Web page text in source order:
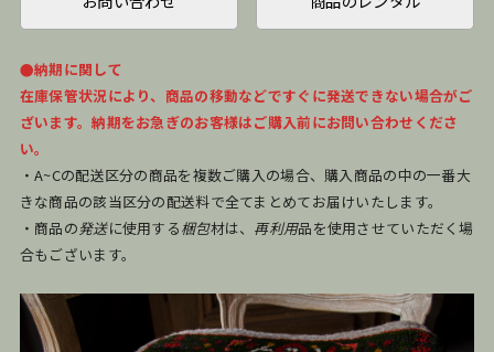
●納期に関して
在庫保管状況により、商品の移動などですぐに発送できない場合がご
ざいます。納期をお急ぎのお客様はご購入前にお問い合わせくださ
い。
・A~Cの配送区分の商品を複数ご購入の場合、購入商品の中の一番大
きな商品の該当区分の配送料で全てまとめてお届けいたします。
・商品の発送に使用する梱包材は、 再利用品を使用させていただく場
合もございます。